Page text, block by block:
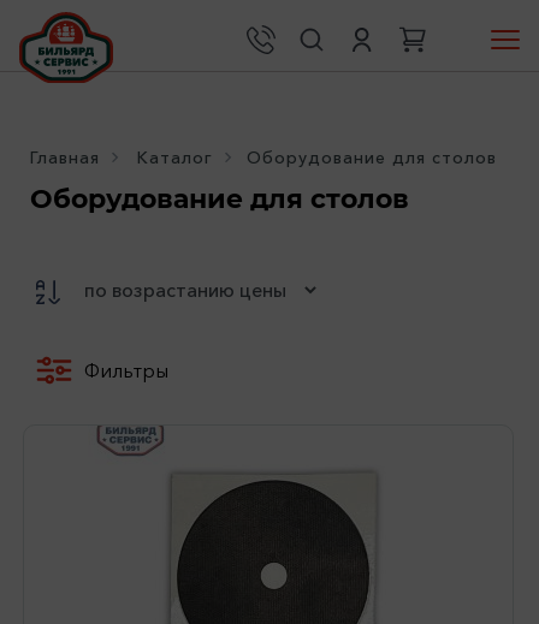
Главная Каталог Оборудование для столов
Оборудование для столов
Фильтры